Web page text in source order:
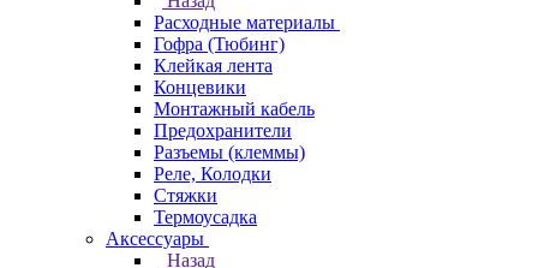
Расходные материалы
Гофра (Тюбинг)
Клейкая лента
Концевики
Монтажный кабель
Предохранители
Разъемы (клеммы)
Реле, Колодки
Стяжки
Термоусадка
Аксессуары
Назад